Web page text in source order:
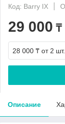
Код: Barry IX
29 000 ₸
28 000 ₸ от 2 шт.
Описание